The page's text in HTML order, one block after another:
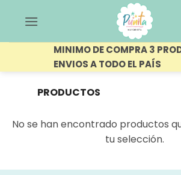
MINIMO DE COMPRA 3
ENVIOS A TODO EL PAÍS
PRODUCTOS
No se han encontrado productos
tu selección.